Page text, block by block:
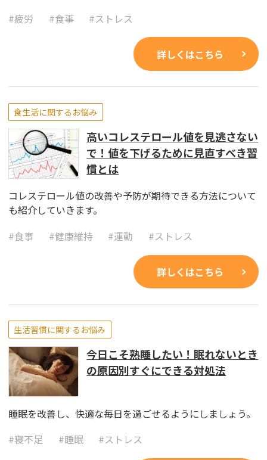
#疲労 #食事 #ストレス
詳しくはこちら
食生活に関するお悩み
高いコレステロール値を見逃さない
で！値を下げるために見直すべき習
慣とは
コレステロール値の改善や予防が期待できる方法について
も紹介していきます。
#食事 #健康維持 #運動 #ストレス
詳しくはこちら
生活習慣に関するお悩み
今日こそ熟睡したい！眠れないとき
の原因別すぐにできる対処法
睡眠を改善し、快適な毎日を過ごせるようにしましょう。
#寝不足 #睡眠 #ストレス